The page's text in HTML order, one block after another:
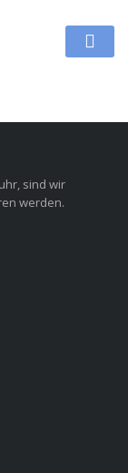
sind wir
werden.